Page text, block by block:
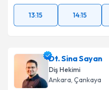
13:15 14:15
Dt. Sina Sayan
Diş Hekimi
Ankara, Çankaya